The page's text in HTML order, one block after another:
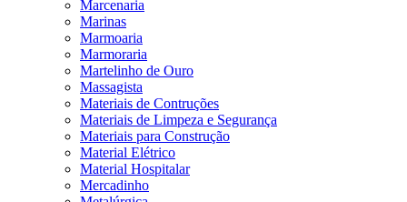
Marcenaria
Marinas
Marmoaria
Marmoraria
Martelinho de Ouro
Massagista
Materiais de Contruções
Materiais de Limpeza e Segurança
Materiais para Construção
Material Elétrico
Material Hospitalar
Mercadinho